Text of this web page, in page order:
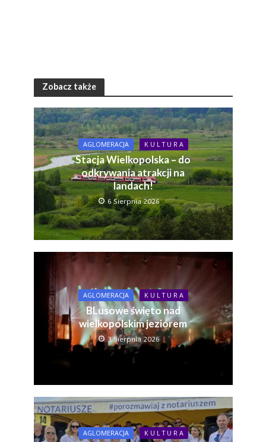
Zobacz także
AGLOMERACJA K U L T U R A
Stacja Wielkopolska – do
odkrywania atrakcji na
landach!
6 Sierpnia 2026
AGLOMERACJA K U L T U R A
BLusowe święto nad
wielkopolskim jeziorem
3 Sierpnia 2026
AGLOMERACJA K U L T U R A